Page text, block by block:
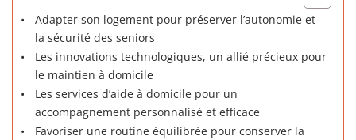
Adapter son logement pour préserver l’autonomie et
la sécurité des seniors
Les innovations technologiques, un allié précieux pour
le maintien à domicile
Les services d’aide à domicile pour un
accompagnement personnalisé et efficace
Favoriser une routine équilibrée pour conserver la